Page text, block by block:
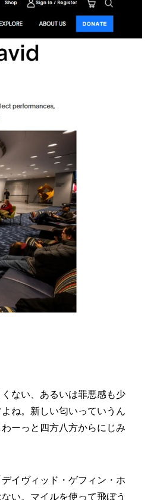
ない、あるいは罪悪感も少
ね。新しい匂いっていうん
ーっと四方八方からにじみ
イヴィッド・ゲフィン・ホ
い。マイルを使って飛ぼう